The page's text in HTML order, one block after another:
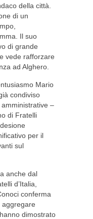
della città.
di un
Il suo
di grande
vede rafforzare
ad Alghero.
Mario
condiviso
–
di Fratelli
per il
sul
anche dal
d’Italia,
conferma
aggregare
dimostrato